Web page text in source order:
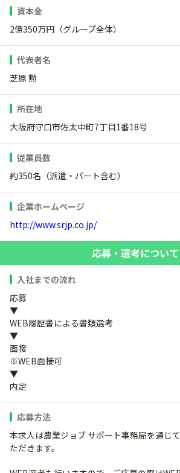
資本金
2億350万円（グループ全体）
代表者名
芝原 勲
所在地
大阪府守口市佐太中町7丁目1番18号
従業員数
約350名（派遣・パート含む）
企業ホームページ
http://www.srjp.co.jp/
応募・選考について
入社までの流れ
応募
▼
WEB履歴書による書類選考
▼
面接
※WEB面接可
▼
内定
応募方法
本求人は農業ジョブ サポート事務局を通じ
ただきます。